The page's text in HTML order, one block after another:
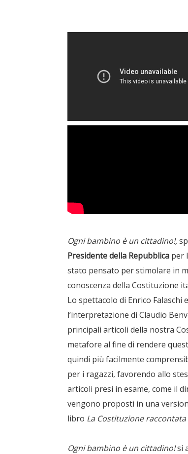
Ogni bambino è un cittadino!,
Presidente della Repubblica per
stato pensato per stimolare in
conoscenza della Costituzione
Lo spettacolo di Enrico Falaschi
l’interpretazione di Claudio
principali articoli della nostra
metafore al fine di rendere
quindi più facilmente
per i ragazzi, favorendo allo
articoli presi in esame, come il
vengono proposti in una
libro La Costituzione
Ogni bambino è un cittadino!si